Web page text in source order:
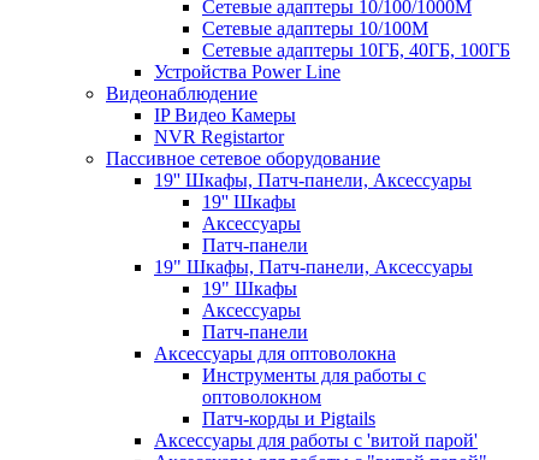
Сетевые адаптеры 10/100/1000М
Сетевые адаптеры 10/100M
Сетевые адаптеры 10ГБ, 40ГБ, 100ГБ
Устройства Power Line
Видеонаблюдение
IP Видео Камеры
NVR Registartor
Пассивное сетевое оборудование
19'' Шкафы, Патч-панели, Аксессуары
19'' Шкафы
Аксессуары
Патч-панели
19" Шкафы, Патч-панели, Аксессуары
19" Шкафы
Аксессуары
Патч-панели
Аксессуары для оптоволокна
Инструменты для работы с
оптоволокном
Патч-корды и Pigtails
Аксессуары для работы с 'витой парой'